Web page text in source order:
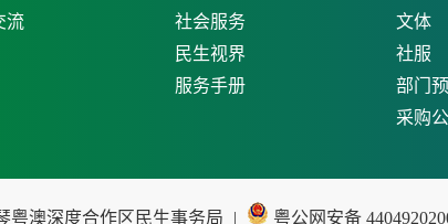
流
社会服务
民生视界
服务手册
文体
社服
部门
采购
粤澳深度合作区民生事务局 | 粤公网安备